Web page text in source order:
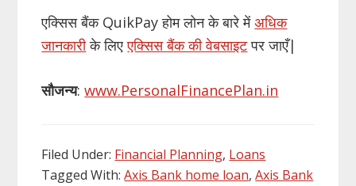
एक्सिस बैंक QuikPay होम लोन के बारे मेंअधिक
जानकारीके लिएएक्सिस बैंक की वेबसाइटपर जाएँ|
सौजन्य:www.PersonalFinancePlan.in
Filed Under: Financial Planning, Loans
Tagged With:Axis Bank home loan,Axis Bank